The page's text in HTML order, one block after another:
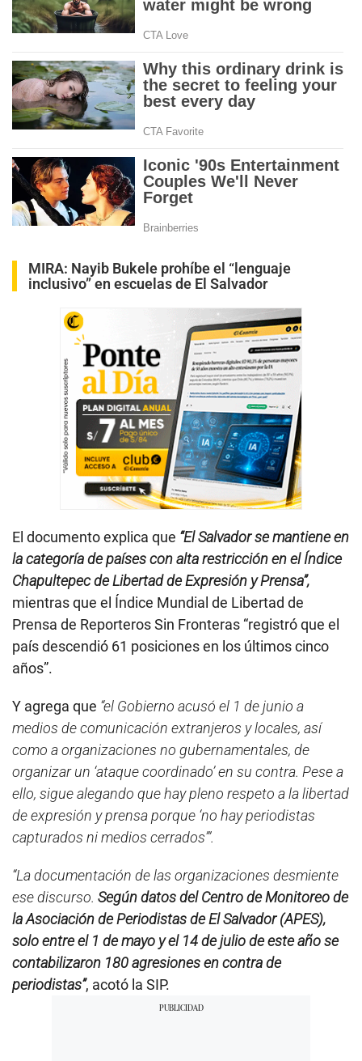
MIRA: Nayib Bukele prohíbe el “lenguaje
inclusivo” en escuelas de El Salvador
El documento explica que “El Salvador se mantiene en
la categoría de países con alta restricción en el Índice
Chapultepec de Libertad de Expresión y Prensa”,
mientras que el Índice Mundial de Libertad de
Prensa de Reporteros Sin Fronteras “registró que el
país descendió 61 posiciones en los últimos cinco
años”.
Y agrega que “el Gobierno acusó el 1 de junio a
medios de comunicación extranjeros y locales, así
como a organizaciones no gubernamentales, de
organizar un ‘ataque coordinado’ en su contra. Pese a
ello, sigue alegando que hay pleno respeto a la libertad
de expresión y prensa porque ‘no hay periodistas
capturados ni medios cerrados’”.
“La documentación de las organizaciones desmiente
ese discurso. Según datos del Centro de Monitoreo de
la Asociación de Periodistas de El Salvador (APES),
solo entre el 1 de mayo y el 14 de julio de este año se
contabilizaron 180 agresiones en contra de
periodistas”, acotó la SIP.